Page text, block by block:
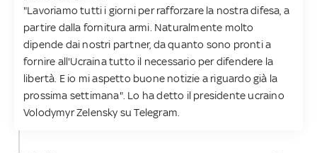
"Lavoriamo tutti i giorni per rafforzare la nostra difesa, a
partire dalla fornitura armi. Naturalmente molto
dipende dai nostri partner, da quanto sono pronti a
fornire all'Ucraina tutto il necessario per difendere la
libertà. E io mi aspetto buone notizie a riguardo già la
prossima settimana". Lo ha detto il presidente ucraino
Volodymyr Zelensky su Telegram.